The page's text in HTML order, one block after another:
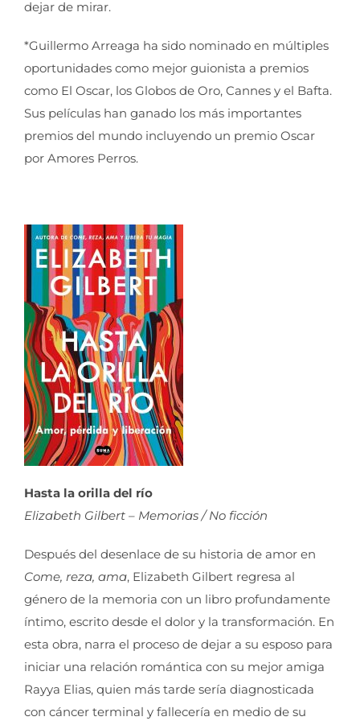
dejar de mirar.
*Guillermo Arreaga ha sido nominado en múltiples
oportunidades como mejor guionista a premios
como El Oscar, los Globos de Oro, Cannes y el Bafta.
Sus películas han ganado los más importantes
premios del mundo incluyendo un premio Oscar
por Amores Perros.
Hasta la orilla del río
Elizabeth Gilbert – Memorias / No ficción
Después del desenlace de su historia de amor en
Come, reza, ama, Elizabeth Gilbert regresa al
género de la memoria con un libro profundamente
íntimo, escrito desde el dolor y la transformación. En
esta obra, narra el proceso de dejar a su esposo para
iniciar una relación romántica con su mejor amiga
Rayya Elias, quien más tarde sería diagnosticada
con cáncer terminal y fallecería en medio de su